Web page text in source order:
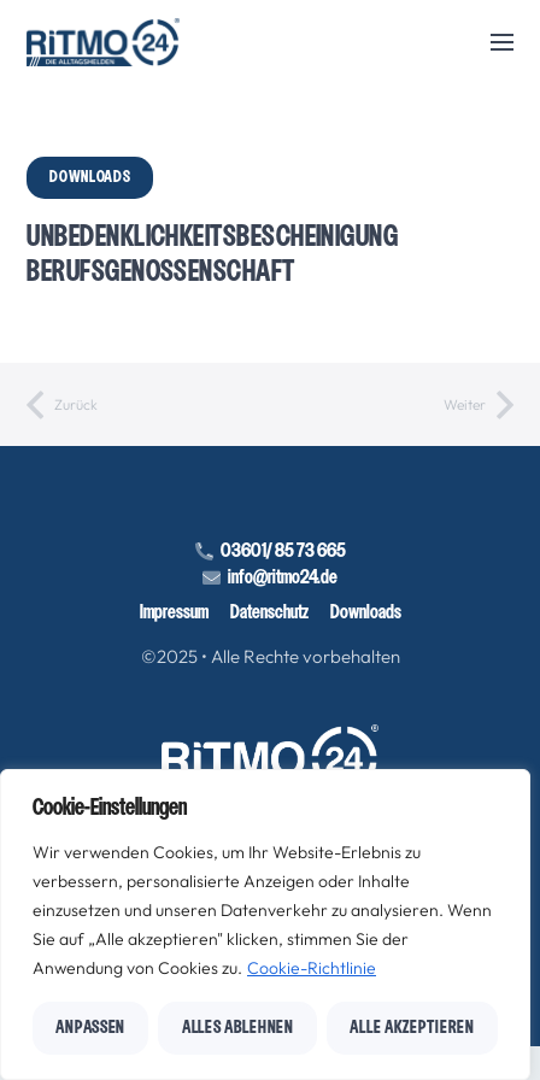
Cookie-Einstellungen
Wir verwenden Cookies, um Ihr Website-Erlebnis zu
verbessern, personalisierte Anzeigen oder Inhalte
einzusetzen und unseren Datenverkehr zu analysieren. Wenn
Sie auf „Alle akzeptieren" klicken, stimmen Sie der
Anwendung von Cookies zu. Cookie-Richtlinie
ANPASSEN ALLES ABLEHNEN ALLE AKZEPTIEREN
DOWNLOADS
UNBEDENKLICHKEITSBESCHEINIGUNG
BERUFSGENOSSENSCHAFT
Zurück Weiter
03601/ 85 73 665
info@ritmo24.de
Impressum Datenschutz Downloads
©2025 • Alle Rechte vorbehalten
Mahllindenweg 13-14 – 99986 Vogtei / OT Niederdorla
Webdesign von